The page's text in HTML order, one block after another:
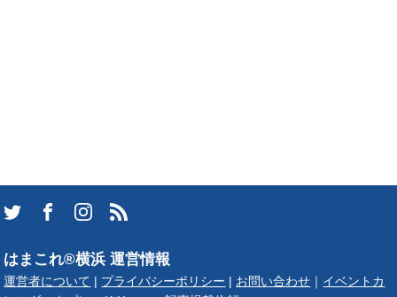
はまこれ®横浜 運営情報
運営者について | プライバシーポリシー | お問い合わせ ｜ イベントカ